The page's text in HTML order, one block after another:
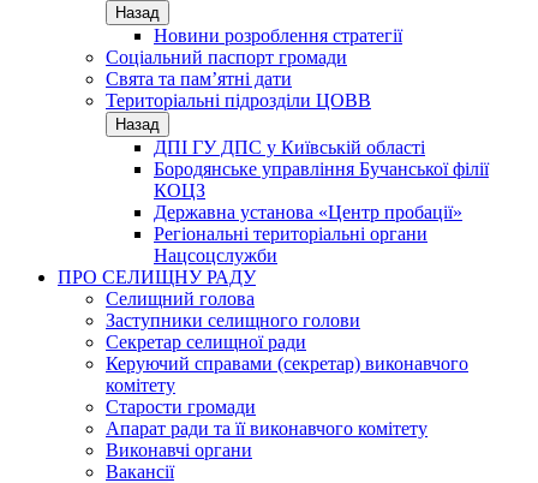
Назад
Новини розроблення стратегії
Соціальний паспорт громади
Свята та пам’ятні дати
Територіальні підрозділи ЦОВВ
Назад
ДПІ ГУ ДПС у Київській області
Бородянське управління Бучанської філії
КОЦЗ
Державна установа «Центр пробації»
Регіональні територіальні органи
Нацсоцслужби
ПРО СЕЛИЩНУ РАДУ
Селищний голова
Заступники селищного голови
Секретар селищної ради
Керуючий справами (секретар) виконавчого
комітету
Старости громади
Апарат ради та її виконавчого комітету
Виконавчі органи
Вакансії